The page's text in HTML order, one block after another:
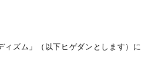
ィズム」（以下ヒゲダンとします）に